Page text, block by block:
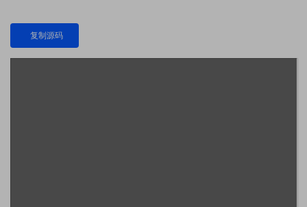
复制源码